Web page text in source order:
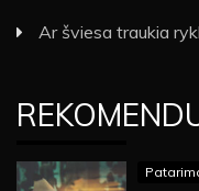
Ar šviesa traukia